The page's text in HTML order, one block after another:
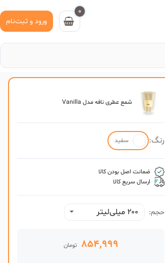
0
ورود و ثبت‌نام
شمع عطری نافه مدل Vanilla
رنگ: سفید
ضمانت اصل بودن کالا
ارسال سریع کالا
حجم: ۲۰۰ میلی‌لیتر
854,999 تومان